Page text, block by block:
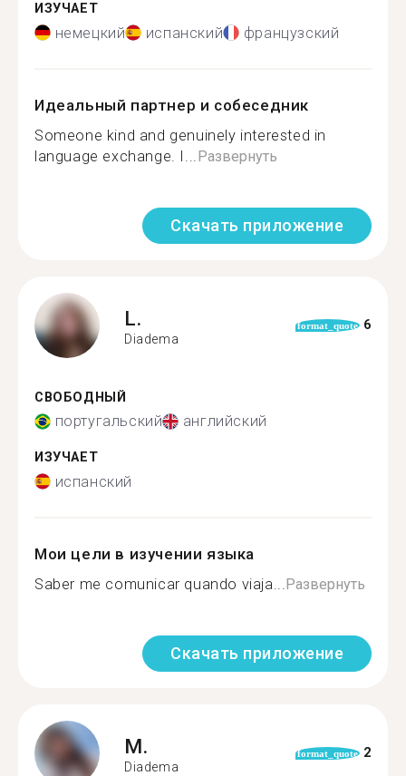
ИЗУЧАЕТ
немецкий испанский французский
Идеальный партнер и собеседник
Someone kind and genuinely interested in
language exchange. I... Развернуть
Скачать приложение
L.
Diadema
format_quote 6
СВОБОДНЫЙ
португальский английский
ИЗУЧАЕТ
испанский
Мои цели в изучении языка
Saber me comunicar quando viaja... Развернуть
Скачать приложение
M.
Diadema
format_quote 2